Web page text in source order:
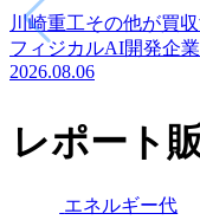
川崎重工その他が買
フィジカルAI開発企
2026.08.06
レポート
エネルギー代